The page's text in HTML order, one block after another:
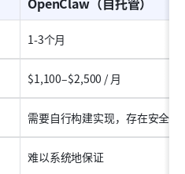
1-3个月
$1,100–$2,500 / 月
需要自行构建实现，存在安全盲
难以系统地保证